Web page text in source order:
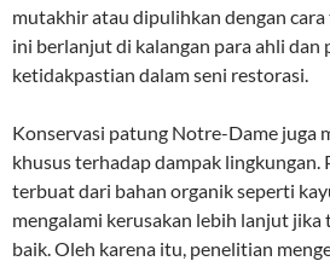
mutakhir atau dipulihkan dengan
ini berlanjut di kalangan para ahli dan
ketidakpastian dalam seni restorasi.
Konservasi patung Notre-Dame juga
khusus terhadap dampak lingkungan.
terbuat dari bahan organik seperti
mengalami kerusakan lebih lanjut jika
baik. Oleh karena itu, penelitian